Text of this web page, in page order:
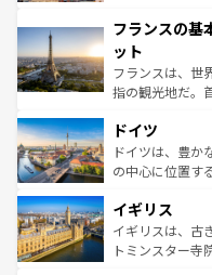
ませてくれるイ
なお、新着のイ
しい。
文化が根付くこ
れる闘牛、そし
る。首都マドリ
アートに溢れた
せる。地方によ
ンテンツ一覧を
フランスの基
ット
フランスは、世
指の観光地だ。
で、幅広い魅力
聖堂、美しいビ
から魅了する。
いる。シャンパ
香り高いラベン
らに、パリ以外
ドイツ
ドイツは、豊か
の中心に位置す
顔を持つこの国
ルリンの文化的
してライン川沿
イギリス
イギリスは、古
トミンスター寺